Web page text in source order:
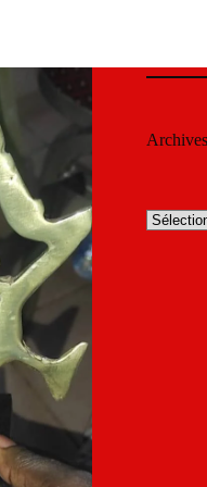
Archives
Archives